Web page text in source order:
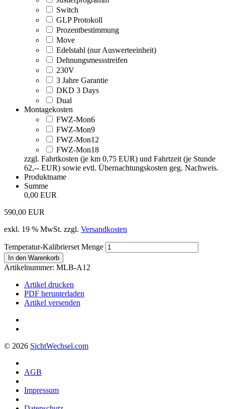
Switch
GLP Protokoll
Prozentbestimmung
Move
Edelstahl (nur Auswerteeinheit)
Dehnungsmessstreifen
230V
3 Jahre Garantie
DKD 3 Days
Dual
Montagekosten
FWZ-Mon6
FWZ-Mon9
FWZ-Mon12
FWZ-Mon18
zzgl. Fahrtkosten (je km 0,75 EUR) und Fahrtzeit (je Stunde
62,-- EUR) sowie evtl. Übernachtungskosten geg. Nachweis.
Produktname
Summe
0,00 EUR
590,00 EUR
exkl. 19 % MwSt. zzgl. Versandkosten
Temperatur-Kalibrierset Menge
In den Warenkorb
Artikelnummer: MLB-A12
Artikel drucken
PDF herunterladen
Artikel versenden
© 2026 SichtWechsel.com
AGB
Impressum